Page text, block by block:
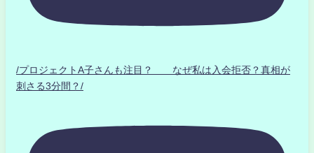
/プロジェクトA子さんも注目？ なぜ私は入会拒否？真相が
刺さる3分間？/